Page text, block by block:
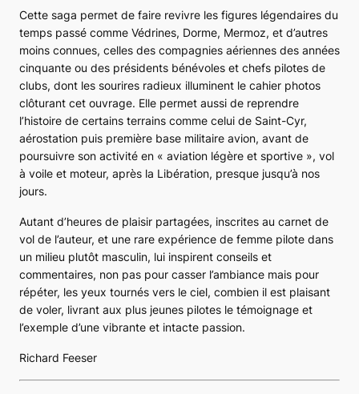
Cette saga permet de faire revivre les figures légendaires du
temps passé comme Védrines, Dorme, Mermoz, et d’autres
moins connues, celles des compagnies aériennes des années
cinquante ou des présidents bénévoles et chefs pilotes de
clubs, dont les sourires radieux illuminent le cahier photos
clôturant cet ouvrage. Elle permet aussi de reprendre
l’histoire de certains terrains comme celui de Saint-Cyr,
aérostation puis première base militaire avion, avant de
poursuivre son activité en « aviation légère et sportive », vol
à voile et moteur, après la Libération, presque jusqu’à nos
jours.
Autant d’heures de plaisir partagées, inscrites au carnet de
vol de l’auteur, et une rare expérience de femme pilote dans
un milieu plutôt masculin, lui inspirent conseils et
commentaires, non pas pour casser l’ambiance mais pour
répéter, les yeux tournés vers le ciel, combien il est plaisant
de voler, livrant aux plus jeunes pilotes le témoignage et
l’exemple d’une vibrante et intacte passion.
Richard Feeser